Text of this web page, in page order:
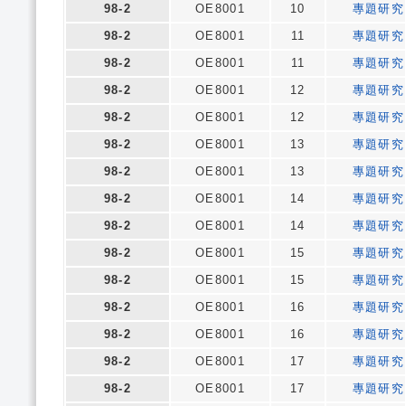
98-2
OE8001 10
專題研究
98-2
OE8001 11
專題研究
98-2
OE8001 11
專題研究
98-2
OE8001 12
專題研究
98-2
OE8001 12
專題研究
98-2
OE8001 13
專題研究
98-2
OE8001 13
專題研究
98-2
OE8001 14
專題研究
98-2
OE8001 14
專題研究
98-2
OE8001 15
專題研究
98-2
OE8001 15
專題研究
98-2
OE8001 16
專題研究
98-2
OE8001 16
專題研究
98-2
OE8001 17
專題研究
98-2
OE8001 17
專題研究